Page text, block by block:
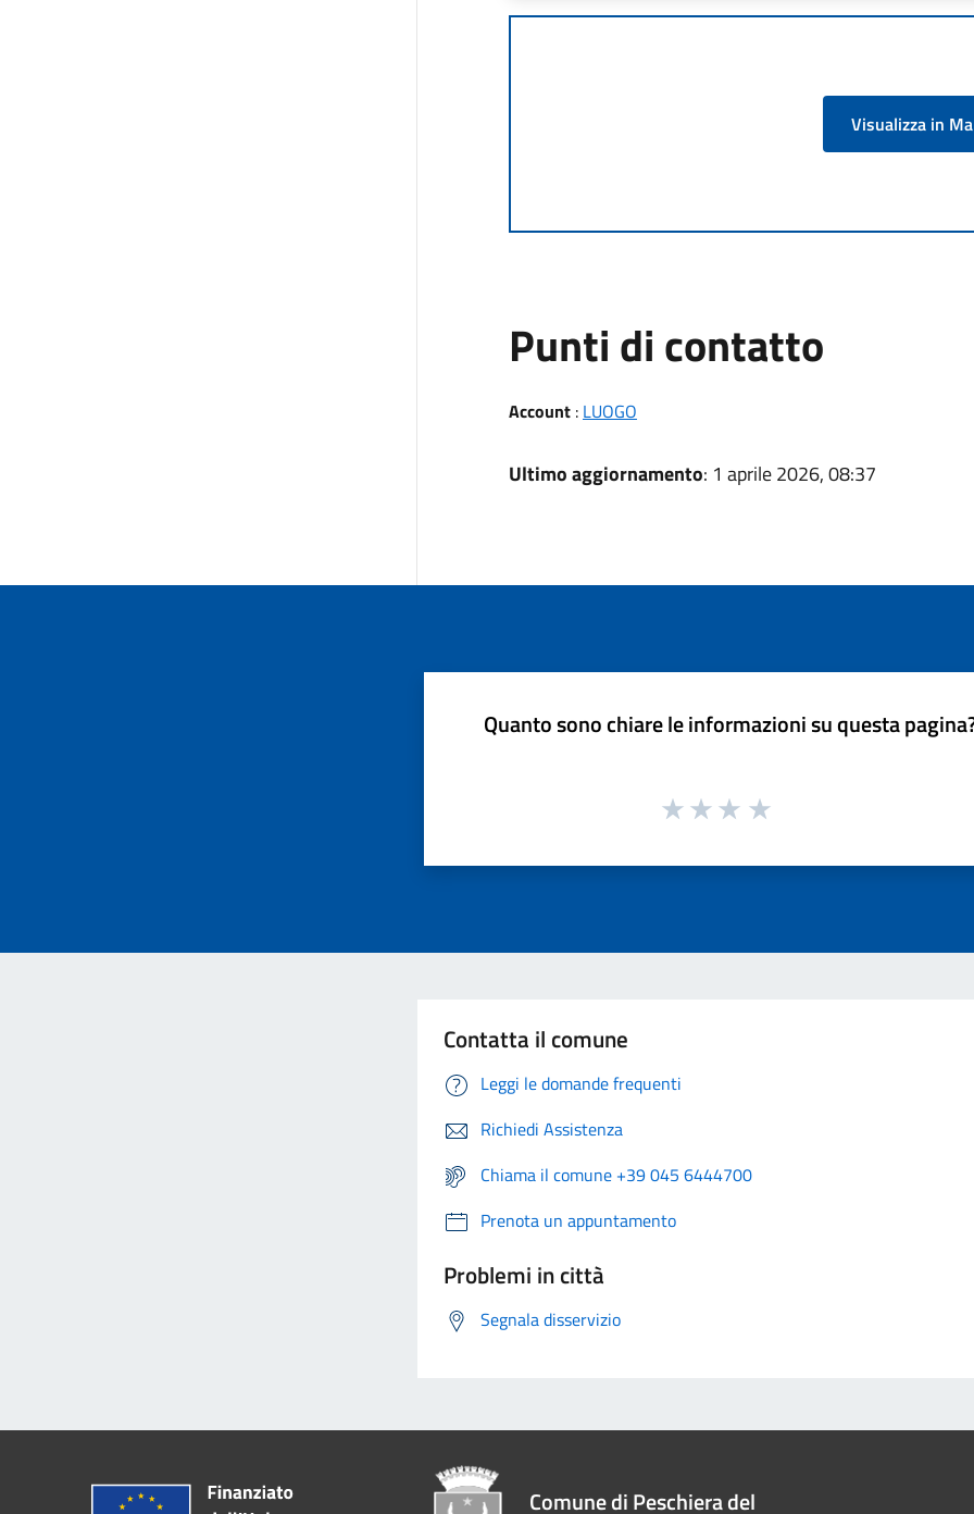
Visualizza in
Punti di contatto
Account: LUOGO
Ultimo aggiornamento: 1 aprile 2026, 08:37
Quanto sono chiare le informazioni su questa
Contatta il comune
Leggi le domande frequenti
Richiedi Assistenza
Chiama il comune +39 045 6444700
Prenota un appuntamento
Problemi in città
Segnala disservizio
Comune di Peschiera del